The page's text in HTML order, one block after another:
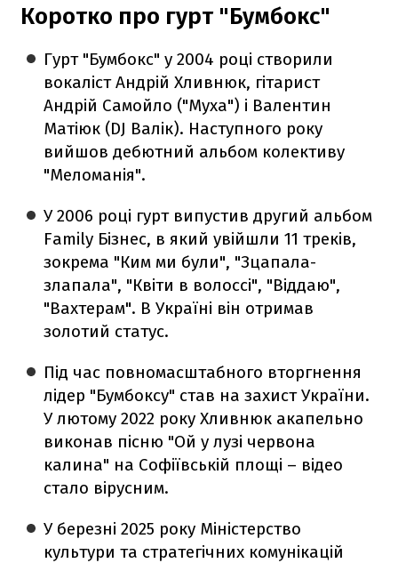
Коротко про гурт "Бумбокс"
Гурт "Бумбокс" у 2004 році створили
вокаліст Андрій Хливнюк, гітарист
Андрій Самойло ("Муха") і Валентин
Матіюк (DJ Валік). Наступного року
вийшов дебютний альбом колективу
"Меломанія".
У 2006 році гурт випустив другий альбом
Family Бізнес, в який увійшли 11 треків,
зокрема "Ким ми були", "Зцапала-
злапала", "Квіти в волоссі", "Віддаю",
"Вахтерам". В Україні він отримав
золотий статус.
Під час повномасштабного вторгнення
лідер "Бумбоксу" став на захист України.
У лютому 2022 року Хливнюк акапельно
виконав пісню "Ой у лузі червона
калина" на Софіївській площі – відео
стало вірусним.
У березні 2025 року Міністерство
культури та стратегічних комунікацій